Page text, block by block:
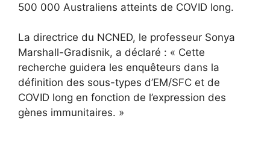
500 000 Australiens atteints de COVID long.
La directrice du NCNED, le professeur Sonya
Marshall-Gradisnik, a déclaré : « Cette
recherche guidera les enquêteurs dans la
définition des sous-types d’EM/SFC et de
COVID long en fonction de l’expression des
gènes immunitaires. »